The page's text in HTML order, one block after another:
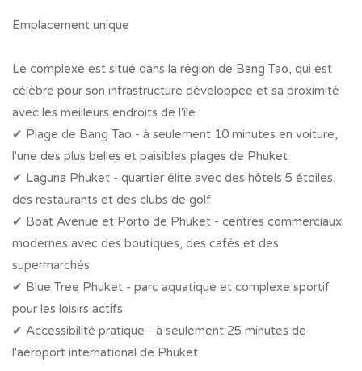
Emplacement unique
Le complexe est situé dans la région de Bang Tao, qui est
célèbre pour son infrastructure développée et sa proximité
avec les meilleurs endroits de l'île :
✔ Plage de Bang Tao - à seulement 10 minutes en voiture,
l'une des plus belles et paisibles plages de Phuket
✔ Laguna Phuket - quartier élite avec des hôtels 5 étoiles,
des restaurants et des clubs de golf
✔ Boat Avenue et Porto de Phuket - centres commerciaux
modernes avec des boutiques, des cafés et des
supermarchés
✔ Blue Tree Phuket - parc aquatique et complexe sportif
pour les loisirs actifs
✔ Accessibilité pratique - à seulement 25 minutes de
l'aéroport international de Phuket